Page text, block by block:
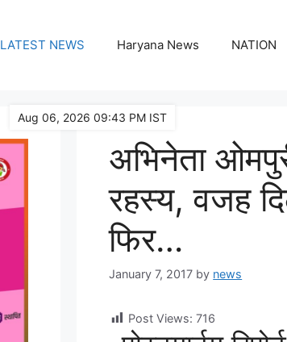
LATEST NEWS Haryana News NATION
अभिनेता
रहस्य, वजह
फिर…
January 7, 2017 by news
Post Views: 716
Aug 06, 2026 09:43 PM IST